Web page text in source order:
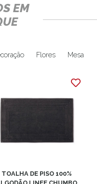
EM
Flores Mesa
TOALHA DE PISO 100%